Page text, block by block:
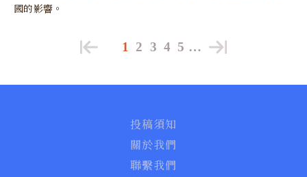
國的影響。
1 2 3 4 5 …
投稿須知
關於我們
聯繫我們